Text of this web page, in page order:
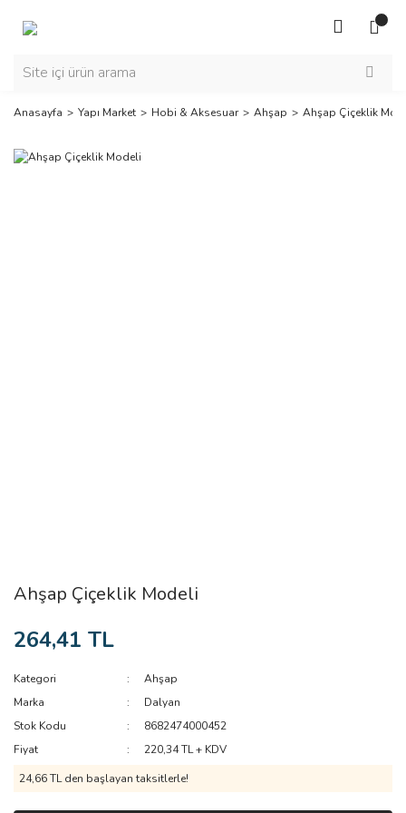
Anasayfa Yapı Market Hobi & Aksesuar Ahşap Ahşap Çiçeklik
Ahşap Çiçeklik Modeli
264,41 TL
Kategori
Ahşap
Marka
Dalyan
Stok Kodu
8682474000452
Fiyat
220,34 TL + KDV
24,66 TL den başlayan taksitlerle!